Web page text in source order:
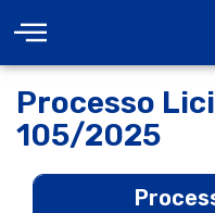
Processo
105/2025